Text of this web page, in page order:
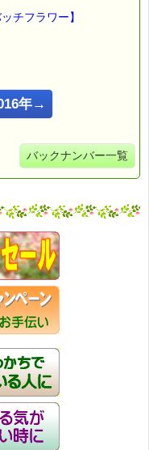
チフラワー】
年→
バックナンバー一覧